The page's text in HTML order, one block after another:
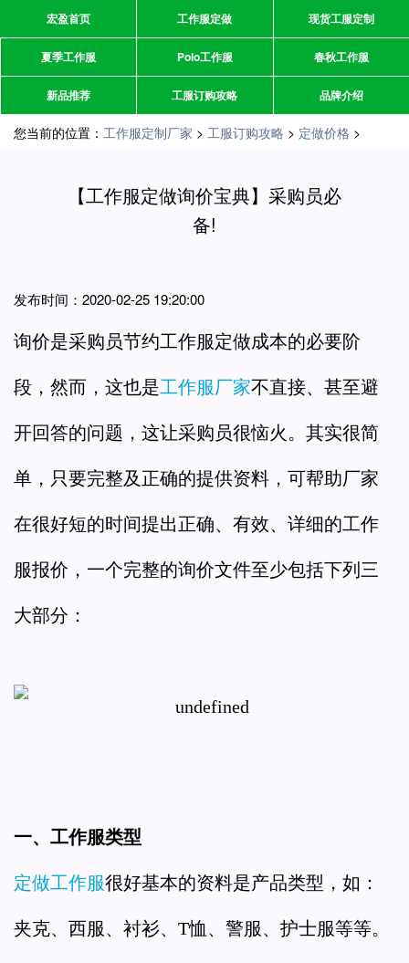
宏盈首页 工作服定做 现货工服定制
夏季工作服 Polo工作服 春秋工作服
新品推荐 工服订购攻略 品牌介绍
您当前的位置： 工作服定制厂家 > 工服订购攻略 > 定做价格 >
【工作服定做询价宝典】采购员必
备!
发布时间：2020-02-25 19:20:00
询价是采购员节约工作服定做成本的必要阶
段，然而，这也是工作服厂家不直接、甚至避
开回答的问题，这让采购员很恼火。其实很简
单，只要完整及正确的提供资料，可帮助厂家
在很好短的时间提出正确、有效、详细的工作
服报价，一个完整的询价文件至少包括下列三
大部分：
一、工作服类型
定做工作服很好基本的资料是产品类型，如：
夹克、西服、衬衫、T恤、警服、护士服等等。